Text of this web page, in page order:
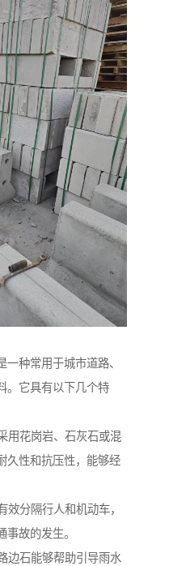
种常用于城市道路、
。它具有以下几个特
用花岗岩、石灰石或混
久性和抗压性，能够经
分隔行人和机动车，
故的发生。
边石能够帮助引导雨水